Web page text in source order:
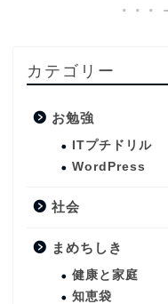
カテゴリー
お勉強
ITプチドリル
WordPress
社会
まめちしき
健康と家庭
知恵袋